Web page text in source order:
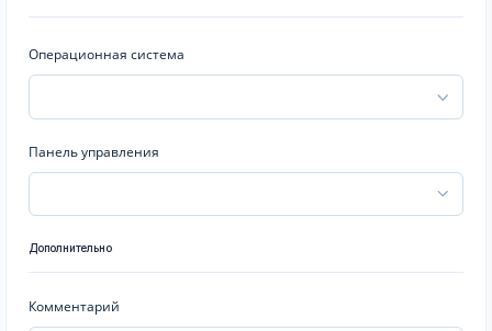
Операционная система
Панель управления
Дополнительно
Комментарий